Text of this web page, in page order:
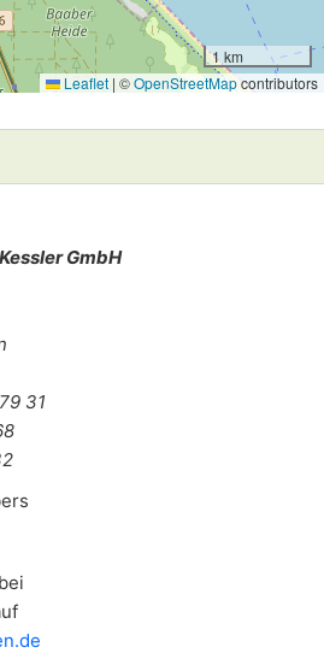
1 km
Leaflet | ©OpenStreetMapcontributors
GmbH
31